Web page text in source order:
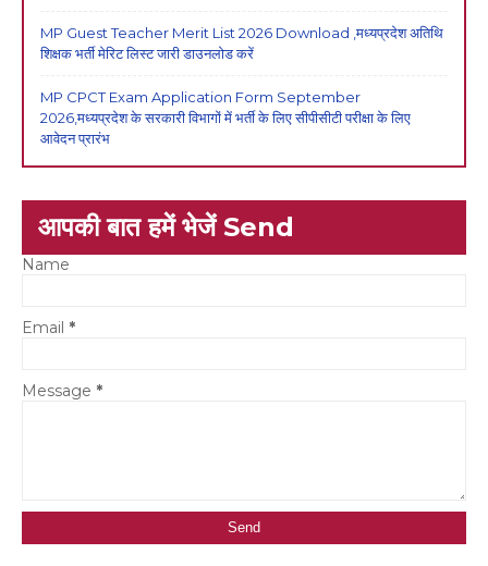
MP Guest Teacher Merit List 2026 Download ,मध्यप्रदेश अतिथि
शिक्षक भर्ती मेरिट लिस्ट जारी डाउनलोड करें
MP CPCT Exam Application Form September
2026,मध्यप्रदेश के सरकारी विभागों में भर्ती के लिए सीपीसीटी परीक्षा के लिए
आवेदन प्रारंभ
आपकी बात हमें भेजें Send
Name
Email *
Message *